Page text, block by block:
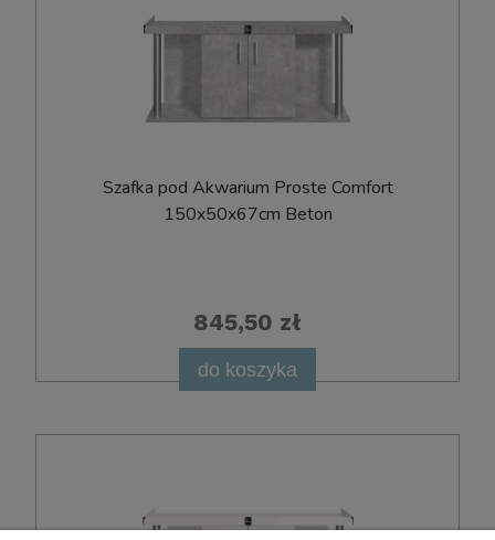
Szafka pod Akwarium Proste Comfort
150x50x67cm Beton
845,50 zł
do koszyka